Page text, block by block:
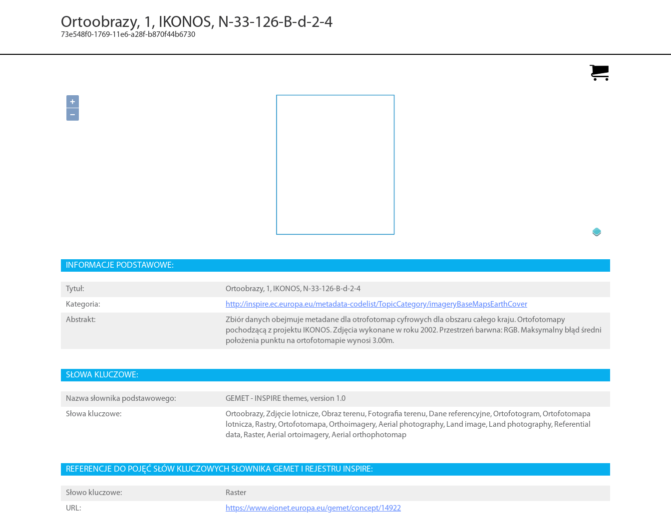
Ortoobrazy, 1, IKONOS, N-33-126-B-d-2-4
73e548f0-1769-11e6-a28f-b870f44b6730
+
−
INFORMACJE PODSTAWOWE:
Tytuł:
Ortoobrazy, 1, IKONOS, N-33-126-B-d-2-4
Kategoria:
http://inspire.ec.europa.eu/metadata-codelist/TopicCategory/imageryBaseMapsEarthCover
Abstrakt:
Zbiór danych obejmuje metadane dla otrofotomap cyfrowych dla obszaru całego kraju. Ortofotomapy
pochodzącą z projektu IKONOS. Zdjęcia wykonane w roku 2002. Przestrzeń barwna: RGB. Maksymalny błąd średni
położenia punktu na ortofotomapie wynosi 3.00m.
SŁOWA KLUCZOWE:
Nazwa słownika podstawowego:
GEMET - INSPIRE themes, version 1.0
Słowa kluczowe:
Ortoobrazy,Zdjęcie lotnicze,Obraz terenu, Fotografia terenu, Dane referencyjne,Ortofotogram,Ortofotomapa
lotnicza, Rastry,Ortofotomapa,Orthoimagery,Aerial photography, Land image, Land photography, Referential
data, Raster,Aerial ortoimagery,Aerial orthophotomap
REFERENCJE DO POJĘĆ SŁÓW KLUCZOWYCH SŁOWNIKA GEMET I REJESTRU INSPIRE:
Słowo kluczowe:
Raster
URL:
https://www.eionet.europa.eu/gemet/concept/14922